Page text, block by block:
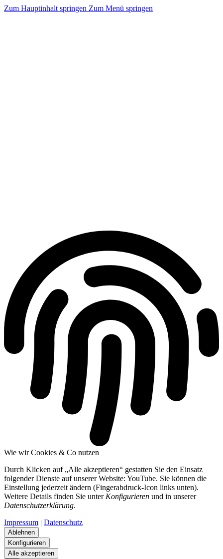
Zum Hauptinhalt springen Zum Menü springen
Wie wir Cookies & Co nutzen
Durch Klicken auf „Alle akzeptieren“ gestatten Sie den Einsatz
folgender Dienste auf unserer Website: YouTube. Sie können die
Einstellung jederzeit ändern (Fingerabdruck-Icon links unten).
Weitere Details finden Sie unter Konfigurieren und in unserer
Datenschutzerklärung.
Impressum | Datenschutz
Ablehnen
Konfigurieren
Alle akzeptieren